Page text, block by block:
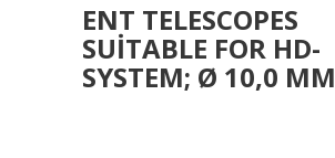
ENT TELESCOPES
SUITABLE FOR HD-
SYSTEM; Ø 10,0 MM